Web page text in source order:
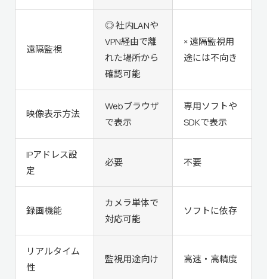
遠隔監視
◎ 社内LANや
VPN経由で離
れた場所から
確認可能
× 遠隔監視用
途には不向き
映像表示方法
Webブラウザ
で表示
専用ソフトや
SDKで表示
IPアドレス設
定
必要 不要
録画機能
カメラ単体で
対応可能
ソフトに依存
リアルタイム
性
監視用途向け 高速・高精度